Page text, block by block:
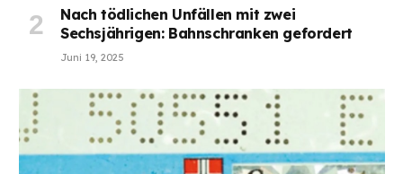
Nach tödlichen Unfällen mit zwei
Sechsjährigen: Bahnschranken gefordert
Juni 19, 2025